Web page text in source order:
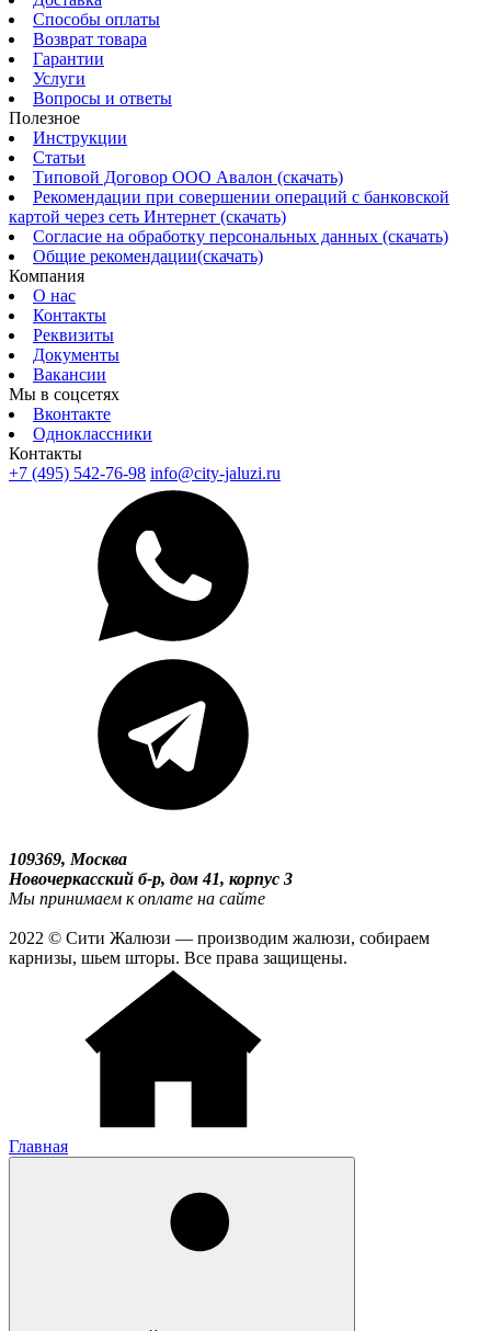
Способы оплаты
Возврат товара
Гарантии
Услуги
Вопросы и ответы
Полезное
Инструкции
Статьи
Типовой Договор ООО Авалон (скачать)
Рекомендации при совершении операций с банковской
картой через сеть Интернет (скачать)
Согласие на обработку персональных данных (скачать)
Общие рекомендации(скачать)
Компания
О нас
Контакты
Реквизиты
Документы
Вакансии
Мы в соцсетях
Вконтакте
Одноклассники
Контакты
+7 (495) 542-76-98 info@city-jaluzi.ru
109369, Москва
Новочеркасский б-р, дом 41, корпус 3
Мы принимаем к оплате на сайте
2022 © Сити Жалюзи — производим жалюзи, собираем
карнизы, шьем шторы. Все права защищены.
Главная